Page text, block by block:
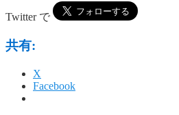
Twitter で
共有:
X
Facebook